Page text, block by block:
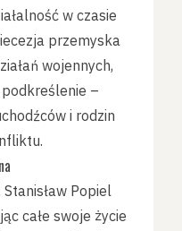
w czasie
przemyska
wojennych,
podkreślenie –
i rodzin
Popiel
całe swoje życie